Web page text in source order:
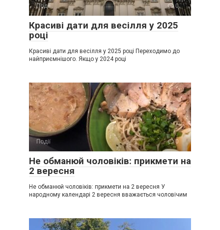
Події 0
Красиві дати для весілля у 2025
році
Красиві дати для весілля у 2025 році Переходимо до
найприємнішого. Якщо у 2024 році
Події 0
Не обманюй чоловіків: прикмети на
2 вересня
Не обманюй чоловіків: прикмети на 2 вересня У
народному календарі 2 вересня вважається чоловічим